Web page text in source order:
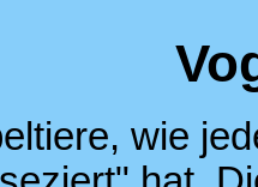
wie